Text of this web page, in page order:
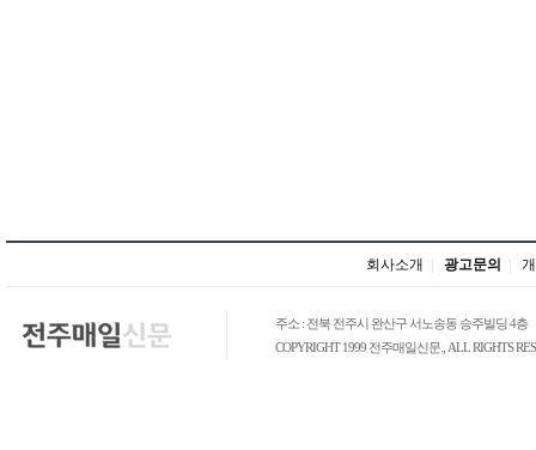
회사소개 광고문의
주소 : 전북 전주시 완산구 서노송동 승주빌딩 4층
COPYRIGHT 1999 전주매일신문., ALL RIGHTS